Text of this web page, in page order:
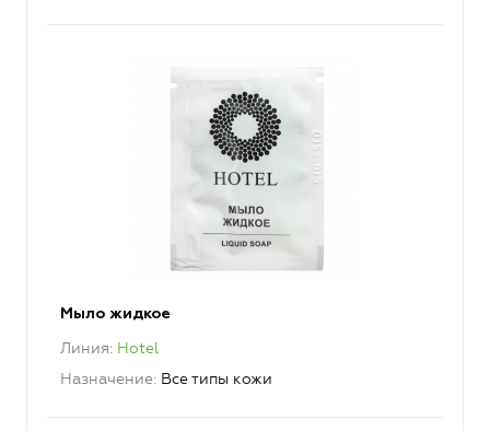
Мыло жидкое
Линия Hotel
Назначение Все типы кожи